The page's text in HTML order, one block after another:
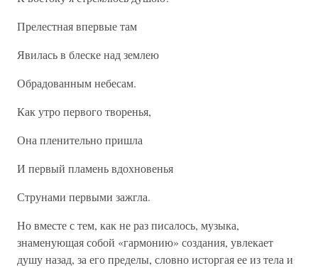
Прелестная впервые там
Явилась в блеске над землею
Обрадованным небесам.
Как утро первого творенья,
Она пленительно пришла
И первый пламень вдохновенья
Струнами первыми зажгла.
Но вместе с тем, как не раз писалось, музыка,
знаменующая собой «гармонию» создания, увлекает
душу назад, за его пределы, словно исторгая ее из тела и